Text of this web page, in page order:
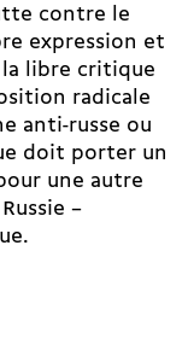
contre le
expression et
libre critique
radicale
anti-russe ou
doit porter un
une autre
–